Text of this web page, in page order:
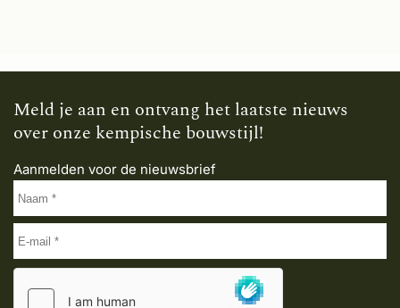
Meld je aan en ontvang het laatste nieuws
over onze kempische bouwstijl!
Aanmelden voor de nieuwsbrief